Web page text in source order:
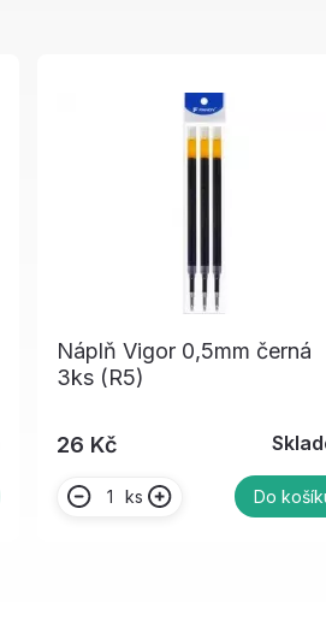
Náplň Vigor 0,5mm černá
3ks (R5)
26 Kč
ks Do